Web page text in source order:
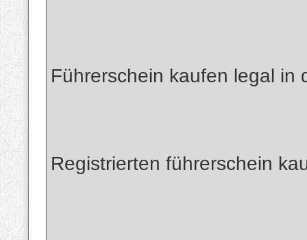
Führerschein kaufen legal in
Registrierten führerschein